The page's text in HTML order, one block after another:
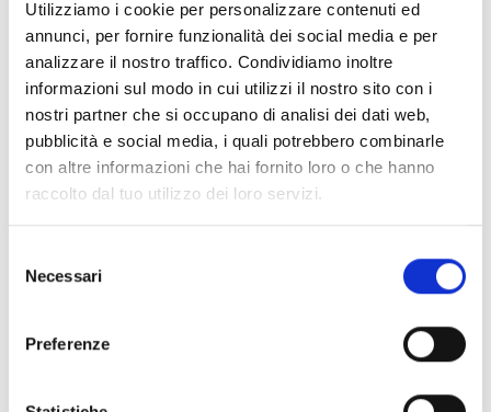
Utilizziamo i cookie per personalizzare contenuti ed
annunci, per fornire funzionalità dei social media e per
analizzare il nostro traffico. Condividiamo inoltre
informazioni sul modo in cui utilizzi il nostro sito con i
nostri partner che si occupano di analisi dei dati web,
pubblicità e social media, i quali potrebbero combinarle
con altre informazioni che hai fornito loro o che hanno
raccolto dal tuo utilizzo dei loro servizi.
delNecessari
Preferenze
Zubehör für EB00-Meldersockel - Materialien(47)
Alle auswählen
Melden Sie sich an, bevor Sie Inhalte über das Symbol
herunterladen lock